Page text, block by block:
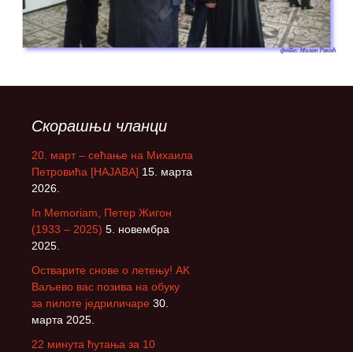
Скорашњи чланци
20. март – сећање на Михаила
Петровића [НАЈАВА] 15. марта
2026.
In Memoriam, Петер Жигон
(1933 – 2025) 5. новембра
2025.
Остварите снове о летењу! АK
Ваљево вас позива на обуку
за пилоте једриличаре 30.
марта 2025.
22 минута ћутања за 10